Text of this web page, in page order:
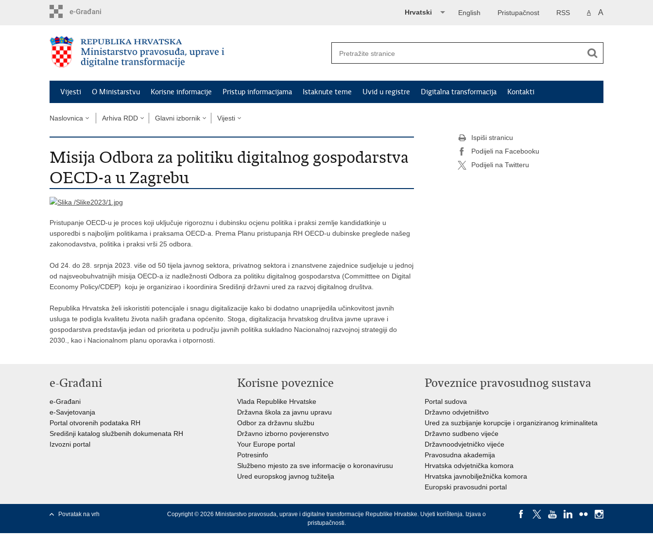
A A
RSS
Pristupačnost
English
Hrvatski
Vijesti O Ministarstvu Korisne informacije Pristup informacijama Istaknute teme Uvid u registre Digitalna transformacija Kontakti
Naslovnica Arhiva RDD Glavni izbornik Vijesti
Misija Odbora za politiku digitalnog gospodarstva
OECD-a u Zagrebu
Pristupanje OECD-u je proces koji uključuje rigoroznu i dubinsku ocjenu politika i praksi zemlje kandidatkinje u
usporedbi s najboljim politikama i praksama OECD-a. Prema Planu pristupanja RH OECD-u dubinske preglede našeg
zakonodavstva, politika i praksi vrši 25 odbora.
Od 24. do 28. srpnja 2023. više od 50 tijela javnog sektora, privatnog sektora i znanstvene zajednice sudjeluje u jednoj
od najsveobuhvatnijih misija OECD-a iz nadležnosti Odbora za politiku digitalnog gospodarstva (Committtee on Digital
Economy Policy/CDEP) koju je organizirao i koordinira Središnji državni ured za razvoj digitalnog društva.
Republika Hrvatska želi iskoristiti potencijale i snagu digitalizacije kako bi dodatno unaprijedila učinkovitost javnih
usluga te podigla kvalitetu života naših građana općenito. Stoga, digitalizacija hrvatskog društva javne uprave i
gospodarstva predstavlja jedan od prioriteta u području javnih politika sukladno Nacionalnoj razvojnoj strategiji do
2030., kao i Nacionalnom planu oporavka i otpornosti.
Ispiši stranicu
Podijeli na Facebooku
Podijeli na Twitteru
e-Građani
e-Građani
e-Savjetovanja
Portal otvorenih podataka RH
Središnji katalog službenih dokumenata RH
Izvozni portal
Korisne poveznice
Vlada Republike Hrvatske
Državna škola za javnu upravu
Odbor za državnu službu
Državno izborno povjerenstvo
Your Europe portal
Potresinfo
Službeno mjesto za sve informacije o koronavirusu
Ured europskog javnog tužitelja
Poveznice pravosudnog sustava
Portal sudova
Državno odvjetništvo
Ured za suzbijanje korupcije i organiziranog kriminaliteta
Državno sudbeno vijeće
Državnoodvjetničko vijeće
Pravosudna akademija
Hrvatska odvjetnička komora
Hrvatska javnobilježnička komora
Europski pravosudni portal
Povratak na vrh Copyright © 2026 Ministarstvo pravosuđa, uprave i digitalne transformacije Republike Hrvatske. Uvjeti korištenja. Izjava o
pristupačnosti.